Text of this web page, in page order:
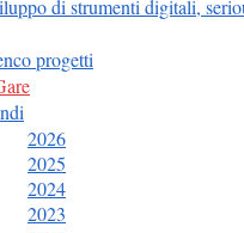
di strumenti digitali,
progetti
2026
2025
2024
2023